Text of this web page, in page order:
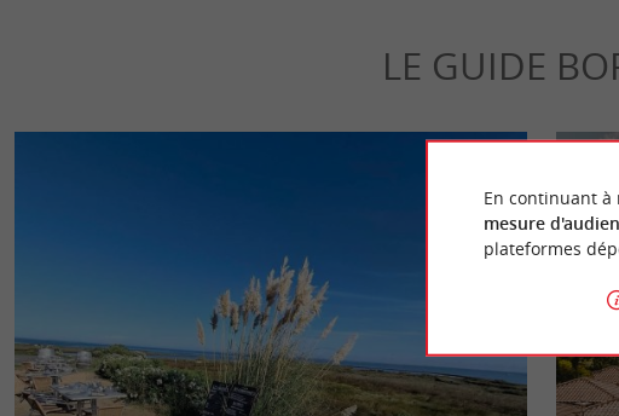
LE GUIDE
En continuant à
mesure
plateformes